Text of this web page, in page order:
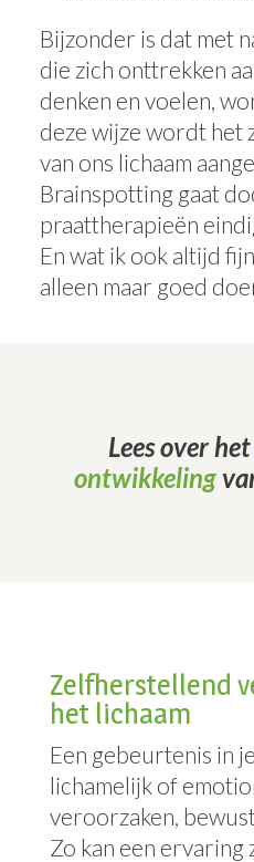
Bijzonder is dat met
die zich onttrekken
denken en voelen,
deze wijze wordt het
van ons lichaam
Brainspotting gaat
praattherapieën
En wat ik ook altijd
alleen maar goed
Lees over het
ontwikkeling
Zelfherstellend
het lichaam
Een gebeurtenis in
lichamelijk of
veroorzaken,
Zo kan een